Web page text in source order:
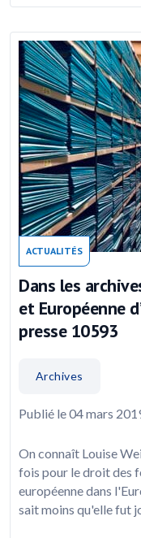
ACTUALITÉS
Dans les
et Européenne
presse 10593
Archives
Publié le 04 mars
On connaît Louise
fois pour le droit des
européenne dans
sait moins qu'elle fut